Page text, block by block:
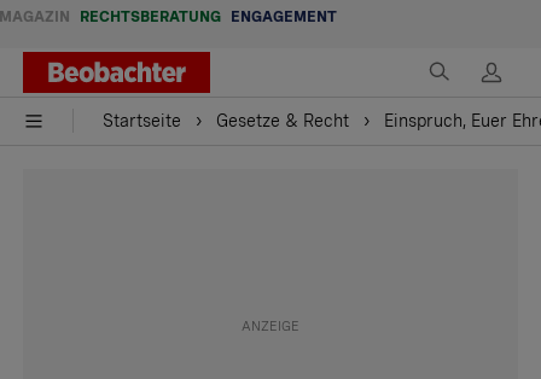
MAGAZIN RECHTSBERATUNG ENGAGEMENT
Startseite Gesetze & Recht Einspruch, Euer